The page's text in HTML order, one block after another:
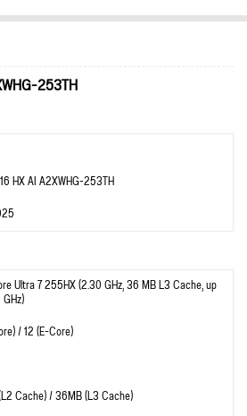
253TH
HX AI A2XWHG-253TH
Ultra 7 255HX (2.30 GHz, 36 MB L3 Cache, up
/ 12 (E-Core)
Cache) / 36MB (L3 Cache)